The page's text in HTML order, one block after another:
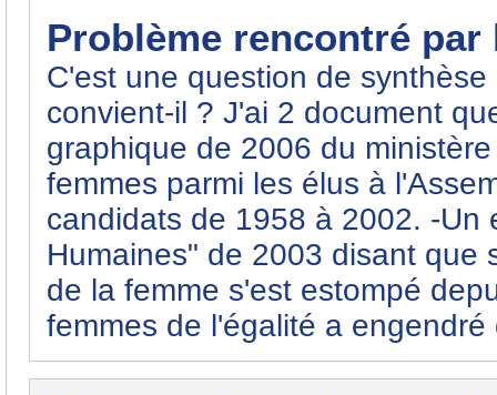
Problème rencontré par
C'est une question de
convient-il ? J'ai 2 document
graphique de 2006 du
femmes parmi les élus à
candidats de 1958 à 2002. -Un
Humaines" de 2003 disant que
de la femme s'est estompé
femmes de l'égalité a